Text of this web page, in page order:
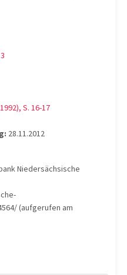
S. 16-17
28.11.2012
Niedersächsische
(aufgerufen am